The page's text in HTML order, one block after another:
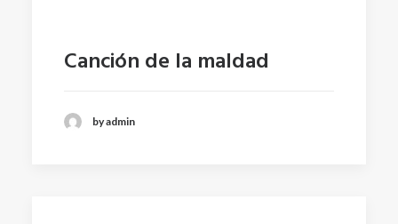
Canción de la maldad
by admin